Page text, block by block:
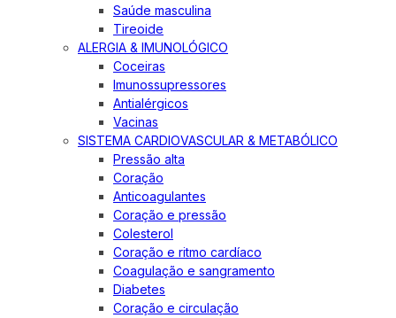
Saúde masculina
Tireoide
ALERGIA & IMUNOLÓGICO
Coceiras
Imunossupressores
Antialérgicos
Vacinas
SISTEMA CARDIOVASCULAR & METABÓLICO
Pressão alta
Coração
Anticoagulantes
Coração e pressão
Colesterol
Coração e ritmo cardíaco
Coagulação e sangramento
Diabetes
Coração e circulação